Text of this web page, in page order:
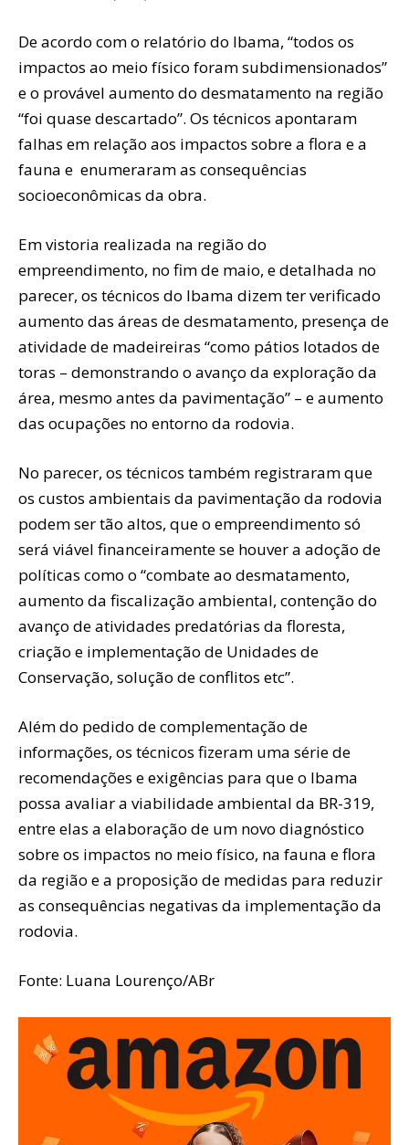
De acordo com o relatório do Ibama, “todos os
impactos ao meio físico foram subdimensionados”
e o provável aumento do desmatamento na região
“foi quase descartado”. Os técnicos apontaram
falhas em relação aos impactos sobre a flora e a
fauna e enumeraram as consequências
socioeconômicas da obra.
Em vistoria realizada na região do
empreendimento, no fim de maio, e detalhada no
parecer, os técnicos do Ibama dizem ter verificado
aumento das áreas de desmatamento, presença de
atividade de madeireiras “como pátios lotados de
toras – demonstrando o avanço da exploração da
área, mesmo antes da pavimentação” – e aumento
das ocupações no entorno da rodovia.
No parecer, os técnicos também registraram que
os custos ambientais da pavimentação da rodovia
podem ser tão altos, que o empreendimento só
será viável financeiramente se houver a adoção de
políticas como o “combate ao desmatamento,
aumento da fiscalização ambiental, contenção do
avanço de atividades predatórias da floresta,
criação e implementação de Unidades de
Conservação, solução de conflitos etc”.
Além do pedido de complementação de
informações, os técnicos fizeram uma série de
recomendações e exigências para que o Ibama
possa avaliar a viabilidade ambiental da BR-319,
entre elas a elaboração de um novo diagnóstico
sobre os impactos no meio físico, na fauna e flora
da região e a proposição de medidas para reduzir
as consequências negativas da implementação da
rodovia.
Fonte: Luana Lourenço/ABr